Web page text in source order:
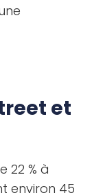
et
22 % à
environ 45